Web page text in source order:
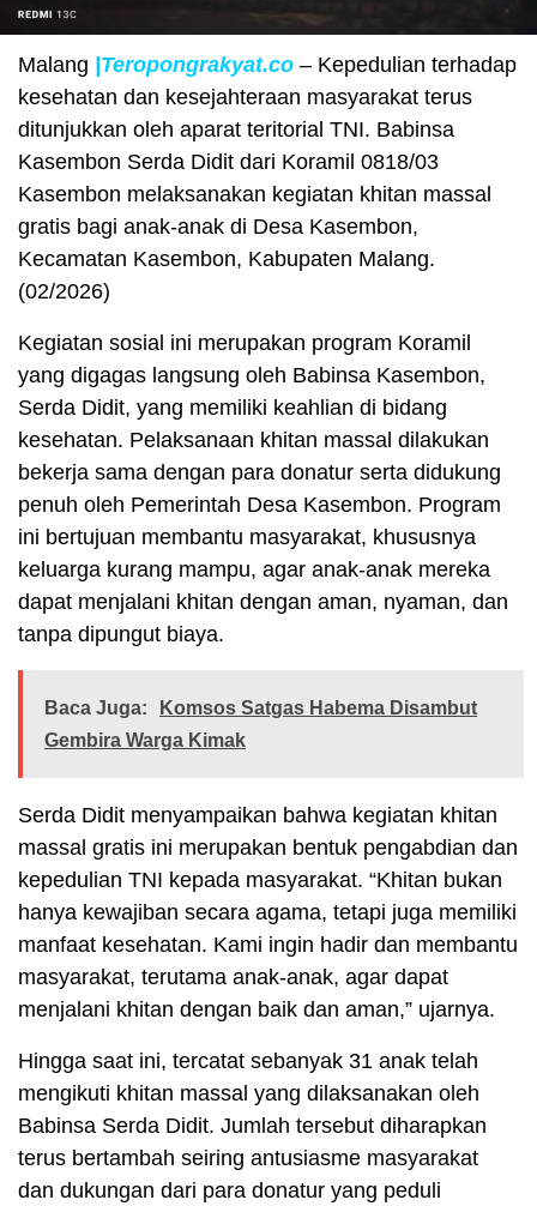
Malang |Teropongrakyat.co – Kepedulian terhadap
kesehatan dan kesejahteraan masyarakat terus
ditunjukkan oleh aparat teritorial TNI. Babinsa
Kasembon Serda Didit dari Koramil 0818/03
Kasembon melaksanakan kegiatan khitan massal
gratis bagi anak-anak di Desa Kasembon,
Kecamatan Kasembon, Kabupaten Malang.
(02/2026)
Kegiatan sosial ini merupakan program Koramil
yang digagas langsung oleh Babinsa Kasembon,
Serda Didit, yang memiliki keahlian di bidang
kesehatan. Pelaksanaan khitan massal dilakukan
bekerja sama dengan para donatur serta didukung
penuh oleh Pemerintah Desa Kasembon. Program
ini bertujuan membantu masyarakat, khususnya
keluarga kurang mampu, agar anak-anak mereka
dapat menjalani khitan dengan aman, nyaman, dan
tanpa dipungut biaya.
Baca Juga:
Komsos Satgas Habema Disambut
Gembira Warga Kimak
Serda Didit menyampaikan bahwa kegiatan khitan
massal gratis ini merupakan bentuk pengabdian dan
kepedulian TNI kepada masyarakat. “Khitan bukan
hanya kewajiban secara agama, tetapi juga memiliki
manfaat kesehatan. Kami ingin hadir dan membantu
masyarakat, terutama anak-anak, agar dapat
menjalani khitan dengan baik dan aman,” ujarnya.
Hingga saat ini, tercatat sebanyak 31 anak telah
mengikuti khitan massal yang dilaksanakan oleh
Babinsa Serda Didit. Jumlah tersebut diharapkan
terus bertambah seiring antusiasme masyarakat
dan dukungan dari para donatur yang peduli